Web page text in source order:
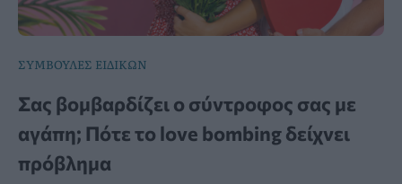
ΣΥΜΒΟΥΛΕΣ ΕΙΔΙΚΩΝ
Σας βομβαρδίζει ο σύντροφος σας με
αγάπη; Πότε το love bombing δείχνει
πρόβλημα